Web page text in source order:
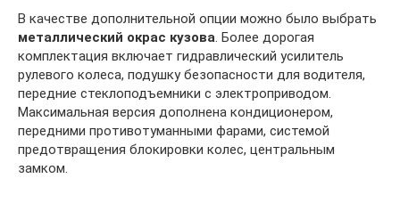
В качестве дополнительной опции можно было выбрать
металлический окрас кузова . Более дорогая
комплектация включает гидравлический усилитель
рулевого колеса, подушку безопасности для водителя,
передние стеклоподъемники с электроприводом.
Максимальная версия дополнена кондиционером,
передними противотуманными фарами, системой
предотвращения блокировки колес, центральным
замком.